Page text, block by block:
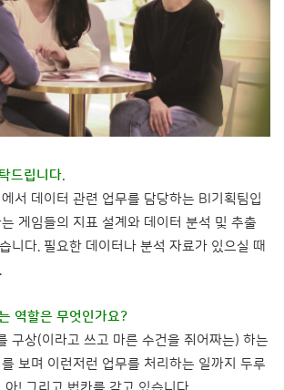
드립니다.
서 데이터 관련 업무를 담당하는 BI기획팀입
게임들의 지표 설계와 데이터 분석 및 추출
니다. 필요한 데이터나 분석 자료가 있으실 때
역할은 무엇인가요?
구상(이라고 쓰고 마른 수건을 쥐어짜는) 하는
보며 이런저런 업무를 처리하는 일까지 두루